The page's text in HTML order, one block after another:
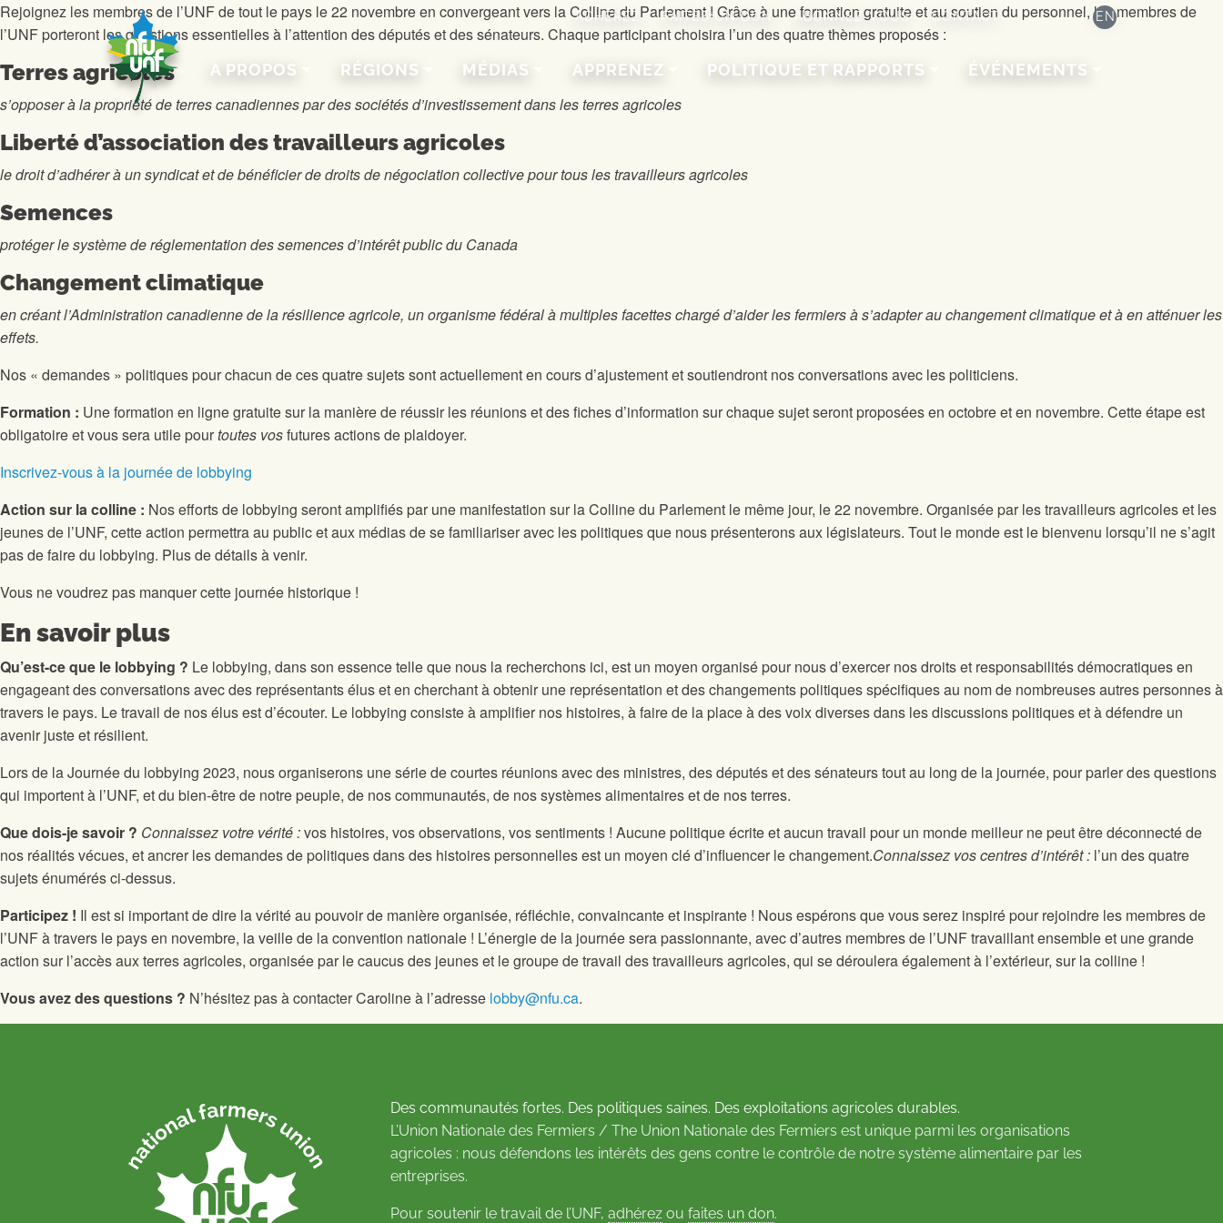
Aller au contenu ADHÉREZ FAITES UN DON ABONNEZ-VOUS CONTACT EN
A PROPOS RÉGIONS MÉDIAS APPRENEZ POLITIQUE ET RAPPORTS ÉVÉNEMENTS
Rejoignez les membres de l’UNF de tout le pays le 22 novembre en convergeant vers la Colline du Parlement ! Grâce à une formation gratuite et au soutien du personnel, les membres de
l’UNF porteront les questions essentielles à l’attention des députés et des sénateurs. Chaque participant choisira l’un des quatre thèmes proposés :
Terres agricoles
s’opposer à la propriété de terres canadiennes par des sociétés d’investissement dans les terres agricoles
Liberté d’association des travailleurs agricoles
le droit d’adhérer à un syndicat et de bénéficier de droits de négociation collective pour tous les travailleurs agricoles
Semences
protéger le système de réglementation des semences d’intérêt public du Canada
Changement climatique
en créant l’Administration canadienne de la résilience agricole, un organisme fédéral à multiples facettes chargé d’aider les fermiers à s’adapter au changement climatique et à en atténuer les
effets.
Nos « demandes » politiques pour chacun de ces quatre sujets sont actuellement en cours d’ajustement et soutiendront nos conversations avec les politiciens.
Formation : Une formation en ligne gratuite sur la manière de réussir les réunions et des fiches d’information sur chaque sujet seront proposées en octobre et en novembre. Cette étape est
obligatoire et vous sera utile pourtoutes vosfutures actions de plaidoyer.
Inscrivez-vous à la journée de lobbying
Action sur la colline : Nos efforts de lobbying seront amplifiés par une manifestation sur la Colline du Parlement le même jour, le 22 novembre. Organisée par les travailleurs agricoles et les
jeunes de l’UNF, cette action permettra au public et aux médias de se familiariser avec les politiques que nous présenterons aux législateurs. Tout le monde est le bienvenu lorsqu’il ne s’agit
pas de faire du lobbying. Plus de détails à venir.
Vous ne voudrez pas manquer cette journée historique !
En savoir plus
Qu’est-ce que le lobbying ? Le lobbying, dans son essence telle que nous la recherchons ici, est un moyen organisé pour nous d’exercer nos droits et responsabilités démocratiques en
engageant des conversations avec des représentants élus et en cherchant à obtenir une représentation et des changements politiques spécifiques au nom de nombreuses autres personnes à
travers le pays. Le travail de nos élus est d’écouter. Le lobbying consiste à amplifier nos histoires, à faire de la place à des voix diverses dans les discussions politiques et à défendre un
avenir juste et résilient.
Lors de la Journée du lobbying 2023, nous organiserons une série de courtes réunions avec des ministres, des députés et des sénateurs tout au long de la journée, pour parler des questions
qui importent à l’UNF, et du bien-être de notre peuple, de nos communautés, de nos systèmes alimentaires et de nos terres.
Que dois-je savoir ? Connaissez votre vérité :vos histoires, vos observations, vos sentiments ! Aucune politique écrite et aucun travail pour un monde meilleur ne peut être déconnecté de
nos réalités vécues, et ancrer les demandes de politiques dans des histoires personnelles est un moyen clé d’influencer le changement.Connaissez vos centres d’intérêt : l’un des quatre
sujets énumérés ci-dessus.
Participez ! Il est si important de dire la vérité au pouvoir de manière organisée, réfléchie, convaincante et inspirante ! Nous espérons que vous serez inspiré pour rejoindre les membres de
l’UNF à travers le pays en novembre, la veille de la convention nationale ! L’énergie de la journée sera passionnante, avec d’autres membres de l’UNF travaillant ensemble et une grande
action sur l’accès aux terres agricoles, organisée par le caucus des jeunes et le groupe de travail des travailleurs agricoles, qui se déroulera également à l’extérieur, sur la colline !
Vous avez des questions ? N’hésitez pas à contacter Caroline à l’adresse lobby@nfu.ca.
Des communautés fortes. Des politiques saines. Des exploitations agricoles durables.
L’Union Nationale des Fermiers / The Union Nationale des Fermiers est unique parmi les organisations
agricoles : nous défendons les intérêts des gens contre le contrôle de notre système alimentaire par les
entreprises.
Pour soutenir le travail de l’UNF, adhérez ou faites un don.